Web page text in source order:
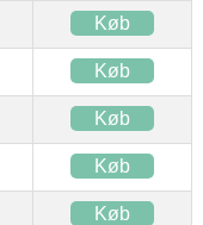
Køb
Køb
Køb
Køb
Køb